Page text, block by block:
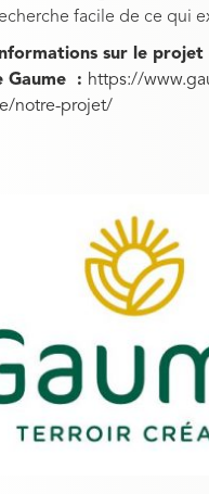
facile de ce qui
sur le projet
Gaume : https://
notre-projet/